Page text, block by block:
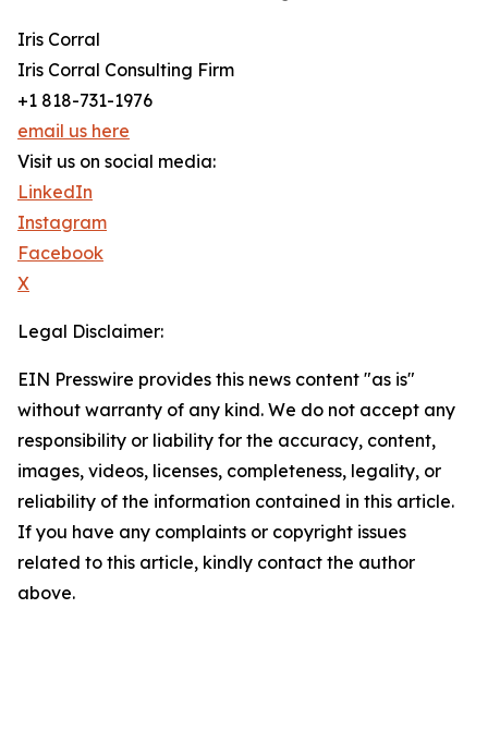
Iris Corral
Iris Corral Consulting Firm
+1 818-731-1976
email us here
Visit us on social media:
LinkedIn
Instagram
Facebook
X
Legal Disclaimer:
EIN Presswire provides this news content "as is"
without warranty of any kind. We do not accept any
responsibility or liability for the accuracy, content,
images, videos, licenses, completeness, legality, or
reliability of the information contained in this article.
If you have any complaints or copyright issues
related to this article, kindly contact the author
above.